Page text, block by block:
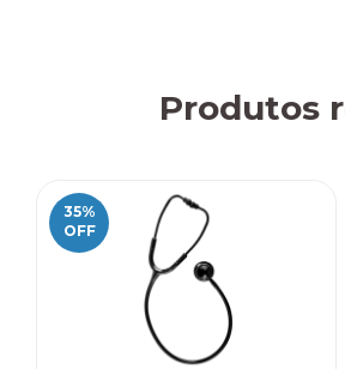
Produtos
35%
OFF